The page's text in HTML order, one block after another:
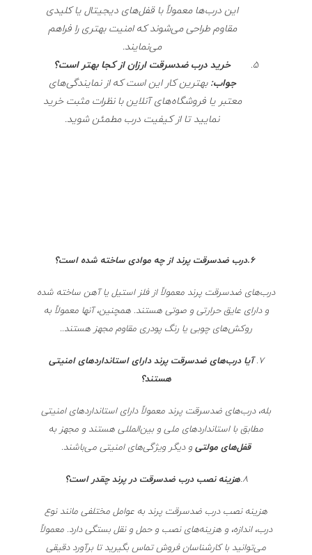
این درب‌ها معمولاً با قفل‌های دیجیتال یا کلیدی
مقاوم طراحی می‌شوند که امنیت بهتری را فراهم
می‌نمایند.
خرید درب ضدسرقت ارزان از کجا بهتر است؟
جواب: بهترین کار این است که از نمایندگی‌های
معتبر یا فروشگاه‌های آنلاین با نظرات مثبت خرید
نمایید تا از کیفیت درب مطمئن شوید.
6.درب ضدسرقت پرند از چه موادی ساخته شده است؟
درب‌های ضدسرقت پرند معمولاً از فلز استیل یا آهن ساخته شده‌
و دارای عایق حرارتی و صوتی هستند. همچنین، آنها معمولاً به
روکش‌های چوبی یا رنگ پودری مقاوم مجهز هستند..
7. آیا درب‌های ضدسرقت پرند دارای استانداردهای امنیتی
هستند؟
بله، درب‌های ضدسرقت پرند معمولاً دارای استانداردهای امنیتی
مطابق با استانداردهای ملی و بین‌المللی هستند و مجهز به
قفل‌های مولتی و دیگر ویژگی‌های امنیتی می‌باشند.
8.هزینه نصب درب ضدسرقت در پرند چقدر است؟
هزینه نصب درب ضدسرقت پرند به عوامل مختلفی مانند نوع
درب، اندازه، و هزینه‌های نصب و حمل و نقل بستگی دارد. معمولاً
می‌توانید با کارشناسان فروش تماس بگیرید تا برآورد دقیقی